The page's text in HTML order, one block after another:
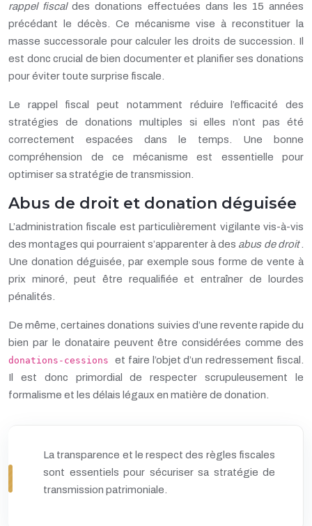
rappel fiscaldes donations effectuées dans les 15 années
précédant le décès. Ce mécanisme vise à reconstituer la
masse successorale pour calculer les droits de succession. Il
est donc crucial de bien documenter et planifier ses donations
pour éviter toute surprise fiscale.
Le rappel fiscal peut notamment réduire l’efficacité des
stratégies de donations multiples si elles n’ont pas été
correctement espacées dans le temps. Une bonne
compréhension de ce mécanisme est essentielle pour
optimiser sa stratégie de transmission.
Abus de droit et donation déguisée
L’administration fiscale est particulièrement vigilante vis-à-vis
des montages qui pourraient s’apparenter à des abus de droit
Une donation déguisée, par exemple sous forme de vente à
prix minoré, peut être requalifiée et entraîner de lourdes
pénalités.
De même, certaines donations suivies d’une revente rapide du
bien par le donataire peuvent être considérées comme des
donations-cessions et faire l’objet d’un redressement fiscal.
Il est donc primordial de respecter scrupuleusement le
formalisme et les délais légaux en matière de donation.
La transparence et le respect des règles fiscales
sont essentiels pour sécuriser sa stratégie de
transmission patrimoniale.